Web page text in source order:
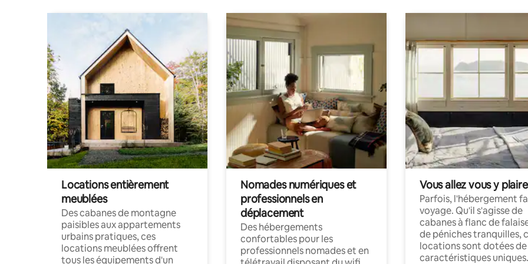
Locations entièrement
meublées
Des cabanes de montagne
paisibles aux appartements
urbains pratiques, ces
locations meublées offrent
tous les équipements d'un
Nomades numériques et
professionnels en
déplacement
Des hébergements
confortables pour les
professionnels nomades et en
Vous allez vous y plaire
Parfois, l'hébergement
voyage. Qu'il s'agisse de
cabanes à flanc de
de péniches tranquilles,
locations sont dotées de
caractéristiques uniques.